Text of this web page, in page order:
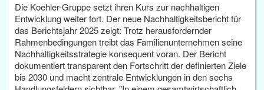
Die Koehler-Gruppe setzt ihren Kurs zur nachhaltigen
Entwicklung weiter fort. Der neue Nachhaltigkeitsbericht für
das Berichtsjahr 2025 zeigt: Trotz herausfordernder
Rahmenbedingungen treibt das Familienunternehmen seine
Nachhaltigkeitsstrategie konsequent voran. Der Bericht
dokumentiert transparent den Fortschritt der definierten Ziele
bis 2030 und macht zentrale Entwicklungen in den sechs